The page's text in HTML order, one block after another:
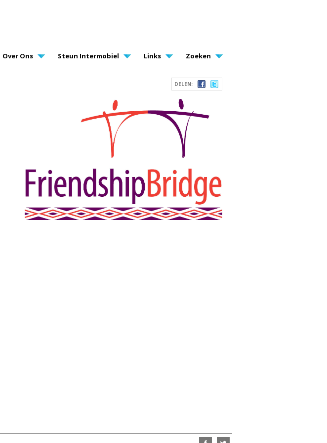
Over Ons Steun Intermobiel Links Zoeken
DELEN: